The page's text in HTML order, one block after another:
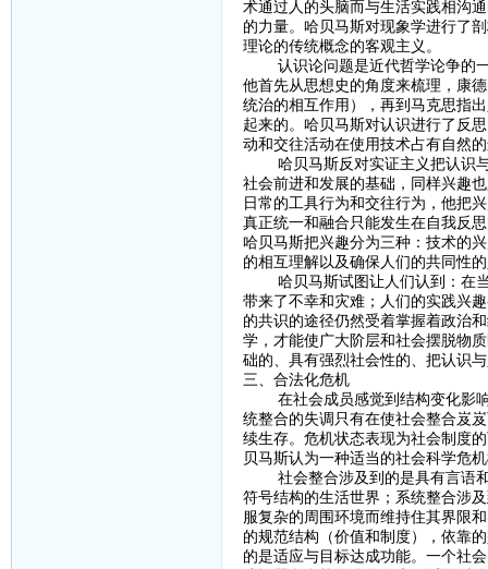
术通过人的头脑而与生活实践相沟
的力量。哈贝马斯对现象学进行了
理论的传统概念的客观主义。
认识论问题是近代哲学论争的一
他首先从思想史的角度来梳理，康
统治的相互作用），再到马克思指
起来的。哈贝马斯对认识进行了反
动和交往活动在使用技术占有自然
哈贝马斯反对实证主义把认识与
社会前进和发展的基础，同样兴趣
日常的工具行为和交往行为，他把
真正统一和融合只能发生在自我反
哈贝马斯把兴趣分为三种：技术的
的相互理解以及确保人们的共同性
哈贝马斯试图让人们认到：在当
带来了不幸和灾难；人们的实践兴
的共识的途径仍然受着掌握着政治
学，才能使广大阶层和社会摆脱物
础的、具有强烈社会性的、把认识
三、合法化危机
在社会成员感觉到结构变化影响
统整合的失调只有在使社会整合岌
续生存。危机状态表现为社会制度
贝马斯认为一种适当的社会科学危
社会整合涉及到的是具有言语和
符号结构的生活世界；系统整合涉
服复杂的周围环境而维持住其界限
的规范结构（价值和制度），依靠
的是适应与目标达成功能。一个社